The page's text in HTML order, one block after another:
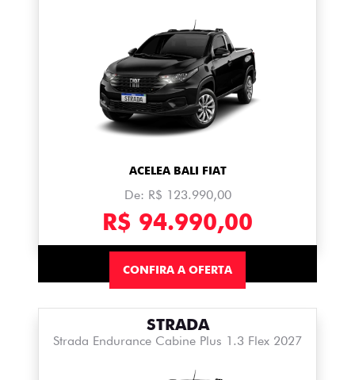
ACELEA BALI FIAT
De: R$ 123.990,00
R$ 94.990,00
CONFIRA A OFERTA
STRADA
Strada Endurance Cabine Plus 1.3 Flex 2027